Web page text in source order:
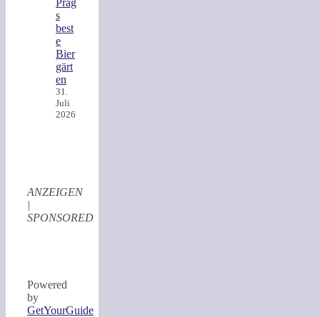
Prag
s
best
e
Bier
gärt
en
31.
Juli
2026
ANZEIGEN
|
SPONSORED
Powered
by
GetYourGuide